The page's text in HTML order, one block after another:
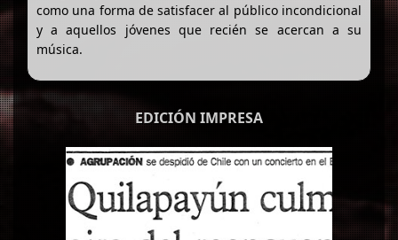
como una forma de satisfacer al público incondicional
y a aquellos jóvenes que recién se acercan a su
música.
EDICIÓN IMPRESA